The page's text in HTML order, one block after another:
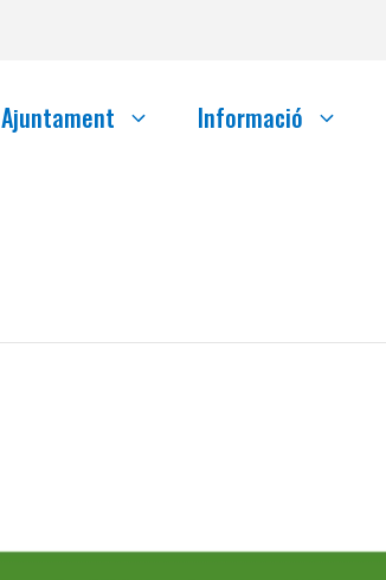
Ajuntament Informació